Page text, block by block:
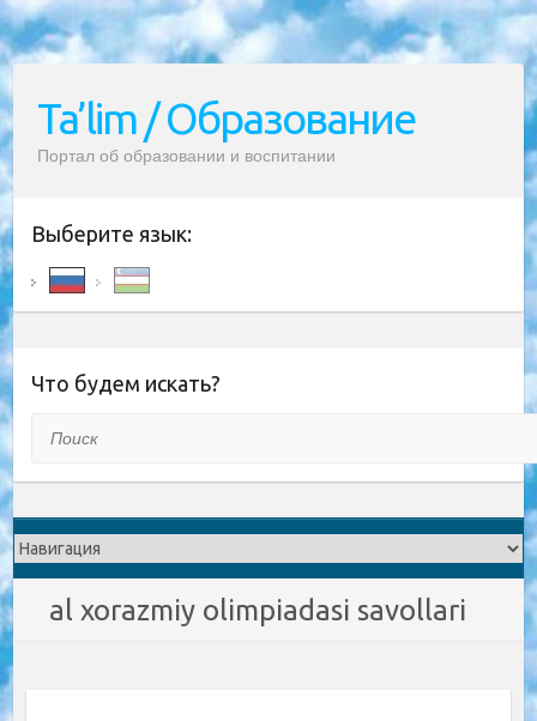
Ta’lim / Образование
Портал об образовании и воспитании
Выберите язык:
Что будем искать?
al xorazmiy olimpiadasi savollari